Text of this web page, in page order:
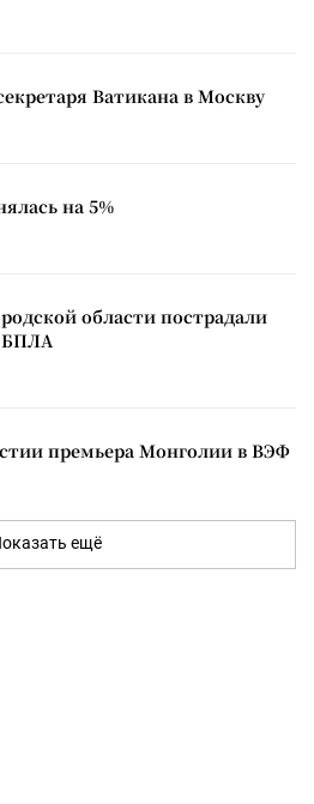
Ватикана в Москву
на 5%
области пострадали
БПЛА
премьера Монголии в ВЭФ
ещё